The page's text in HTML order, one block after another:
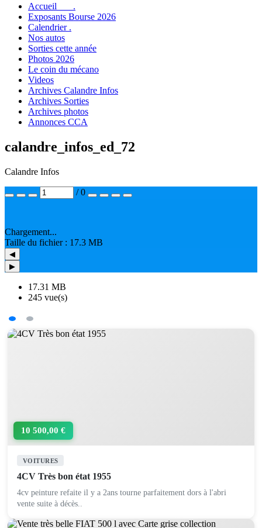
Accueil .
Exposants Bourse 2026
Calendrier .
Nos autos
Sorties cette année
Photos 2026
Le coin du mécano
Videos
Archives Calandre Infos
Archives Sorties
Archives photos
Annonces CCA
calandre_infos_ed_72
Calandre Infos
/ 0
Chargement...
Taille du fichier : 17.3 MB
◀
▶
17.31 MB
245 vue(s)
10 500,00 €
VOITURES
4CV Très bon état 1955
4cv peinture refaite il y a 2ans tourne parfaitement dors à l'abri
vente suite à décès..